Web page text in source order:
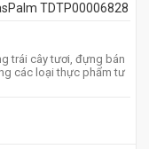
TDTP00006828
trái cây tươi, đựng bán
các loại thực phẩm tư